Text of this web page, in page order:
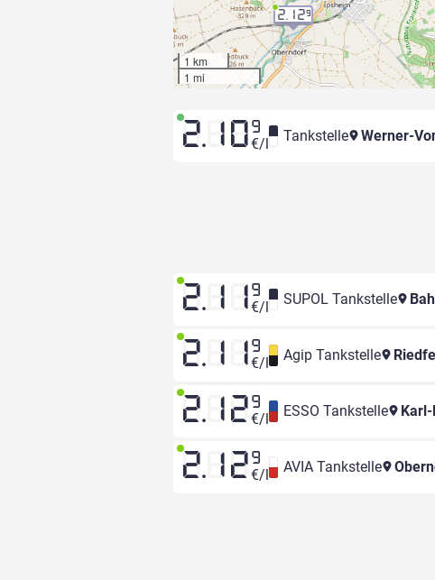
2.129
1 km
1 mi
2.10 9
€/l Tankstelle Werner-
2.11 9
€/l SUPOL Tankstelle
2.11 9
€/l Agip Tankstelle
2.12 9
€/l ESSO Tankstelle Karl-
2.12 9
€/l AVIA Tankstelle